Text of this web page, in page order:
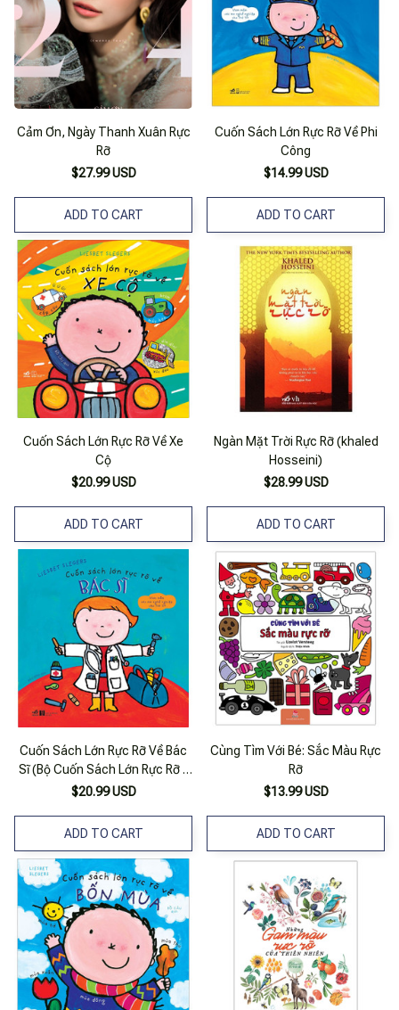
Cảm Ơn, Ngày Thanh Xuân Rực
Rỡ
$27.99 USD
ADD TO CART
Cuốn Sách Lớn Rực Rỡ Về Phi
Công
$14.99 USD
ADD TO CART
Cuốn Sách Lớn Rực Rỡ Về Xe
Cộ
$20.99 USD
ADD TO CART
Ngàn Mặt Trời Rực Rỡ (khaled
Hosseini)
$28.99 USD
ADD TO CART
Cuốn Sách Lớn Rực Rỡ Về Bác
Sĩ (Bộ Cuốn Sách Lớn Rực Rỡ -
Nghề Nghiệp) - Bản Quyền
$20.99 USD
ADD TO CART
Cùng Tìm Với Bé: Sắc Màu Rực
Rỡ
$13.99 USD
ADD TO CART